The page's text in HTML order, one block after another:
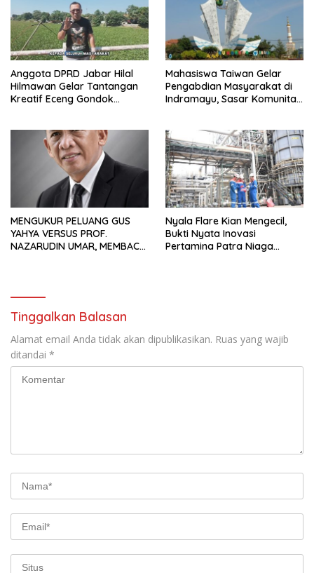
Anggota DPRD Jabar Hilal
Hilmawan Gelar Tantangan
Kreatif Eceng Gondok
Mahasiswa Taiwan Gelar
Pengabdian Masyarakat di
Indramayu, Sasar Komunitas
MENGUKUR PELUANG GUS
YAHYA VERSUS PROF.
NAZARUDIN UMAR, MEMBACA
Nyala Flare Kian Mengecil,
Bukti Nyata Inovasi
Pertamina Patra Niaga
Tinggalkan Balasan
Alamat email Anda tidak akan dipublikasikan. Ruas yang wajib
ditandai *